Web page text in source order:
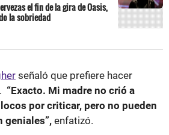
el fin de la gira de Oasis,
la sobriedad
señaló que prefiere hacer
“Exacto. Mi madre no crió a
por criticar, pero no pueden
geniales”, enfatizó.